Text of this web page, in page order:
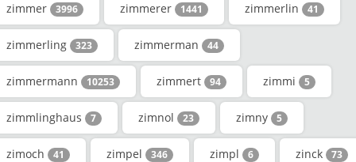
zimmer 3996 zimmerer 1441 zimmerlin 41
zimmerling 323 zimmerman 44
zimmermann 10253 zimmert 94 zimmi 5
zimmlinghaus 7 zimnol 23 zimny 5
zimoch 41 zimpel 346 zimpl 6 zinck 73